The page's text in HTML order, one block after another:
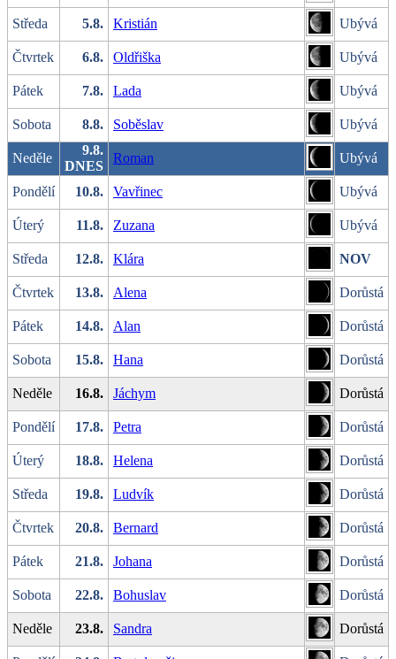
Středa 5.8. Kristián Ubývá
Čtvrtek 6.8. Oldřiška Ubývá
Pátek 7.8. Lada Ubývá
Sobota 8.8. Soběslav Ubývá
Neděle
9.8.
DNES
Roman Ubývá
Pondělí 10.8. Vavřinec Ubývá
Úterý 11.8. Zuzana Ubývá
Středa 12.8. Klára NOV
Čtvrtek 13.8. Alena Dorůstá
Pátek 14.8. Alan Dorůstá
Sobota 15.8. Hana Dorůstá
Neděle 16.8. Jáchym Dorůstá
Pondělí 17.8. Petra Dorůstá
Úterý 18.8. Helena Dorůstá
Středa 19.8. Ludvík Dorůstá
Čtvrtek 20.8. Bernard Dorůstá
Pátek 21.8. Johana Dorůstá
Sobota 22.8. Bohuslav Dorůstá
Neděle 23.8. Sandra Dorůstá